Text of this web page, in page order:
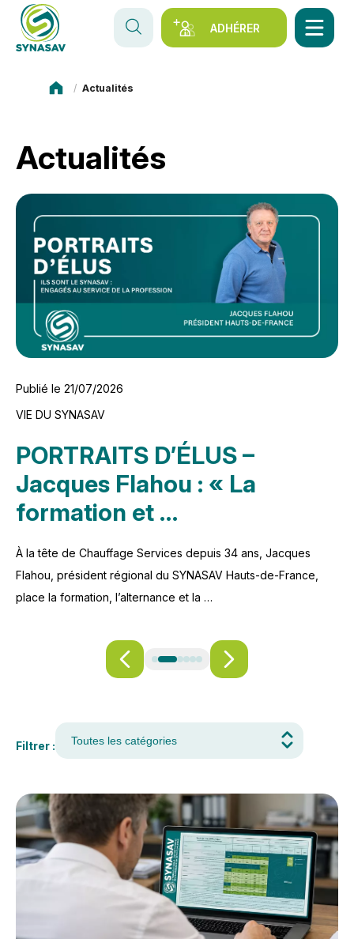
ADHÉRER
Synasav
Actualités
Actualités
Publié le 21/07/2026
VIE DU SYNASAV
PORTRAITS D’ÉLUS –
Jacques Flahou : « La
formation et …
À la tête de Chauffage Services depuis 34 ans, Jacques
Flahou, président régional du SYNASAV Hauts-de-France,
place la formation, l’alternance et la …
Filtrer :